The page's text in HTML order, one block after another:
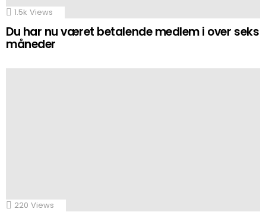
1.5k Views
Du har nu været betalende medlem i over seks
måneder
220 Views